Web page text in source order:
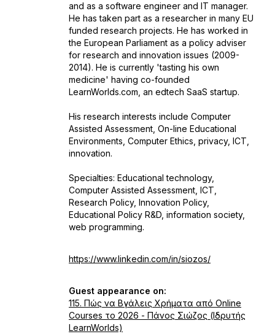
and as a software engineer and IT manager.
He has taken part as a researcher in many EU
funded research projects. He has worked in
the European Parliament as a policy adviser
for research and innovation issues (2009-
2014). He is currently 'tasting his own
medicine' having co-founded
LearnWorlds.com, an edtech SaaS startup.
His research interests include Computer
Assisted Assessment, On-line Educational
Environments, Computer Ethics, privacy, ICT,
innovation.
Specialties: Educational technology,
Computer Assisted Assessment, ICT,
Research Policy, Innovation Policy,
Educational Policy R&D, information society,
web programming.
https://www.linkedin.com/in/siozos/
Guest appearance on:
115. Πώς να Βγάλεις Χρήματα από Online
Courses το 2026 - Πάνος Σιώζος (Ιδρυτής
LearnWorlds)